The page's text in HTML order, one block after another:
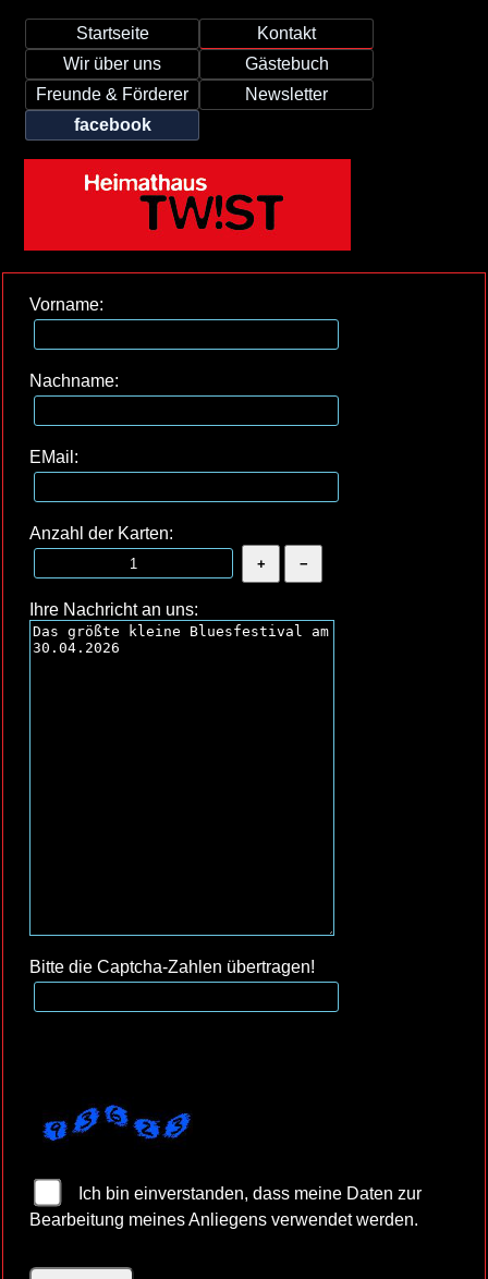
Startseite
Kontakt
Wir über uns
Gästebuch
Freunde & Förderer
Newsletter
facebook
Vorname:
Nachname:
EMail:
Anzahl der Karten:
Ihre Nachricht an uns:
Bitte die Captcha-Zahlen übertragen!
Ich bin einverstanden, dass meine Daten zur
Bearbeitung meines Anliegens verwendet werden.